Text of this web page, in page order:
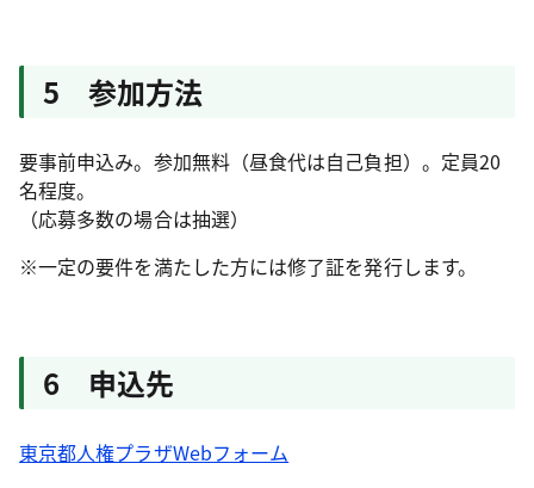
5 参加方法
要事前申込み。参加無料（昼食代は自己負担）。定員20
名程度。
（応募多数の場合は抽選）
※一定の要件を満たした方には修了証を発行します。
6 申込先
東京都人権プラザWebフォーム